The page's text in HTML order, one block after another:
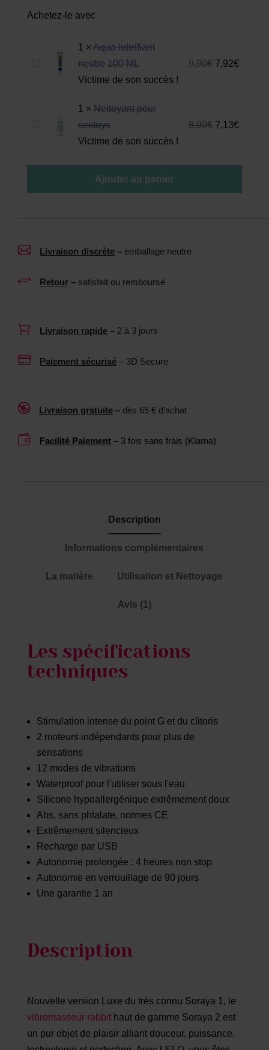
Achetez-le avec
i
u
r
0
M
1 × Aqua lubrifiant
neutre 100 ML
Victime de son succès !
9,90€ 7,92€
t
1 × Nettoyant pour
sextoys
Victime de son succès !
8,90€ 7,13€
Ajouter au panier
 Livraison discrète – emballage neutre
+ Retour – satisfait ou remboursé
 Livraison rapide – 2 à 3 jours
 Paiement sécurisé – 3D Secure
 Livraison gratuite – dès 65 € d’achat
 Facilité Paiement – 3 fois sans frais (Klarna)
Description
Informations complémentaires
La matière Utilisation et Nettoyage
Avis (1)
Les spécifications
techniques
Stimulation intense du point G et du clitoris
2 moteurs indépendants pour plus de
sensations
12 modes de vibrations
Waterproof pour l'utiliser sous l'eau
Silicone hypoallergénique extrêmement doux
Abs, sans phtalate, normes CE
Extrêmement silencieux
Recharge par USB
Autonomie prolongée : 4 heures non stop
Autonomie en verrouillage de 90 jours
Une garantie 1 an
Description
Nouvelle version Luxe du très connu Soraya 1, le
vibromasseur rabbithaut de gamme Soraya 2 est
un pur objet de plaisir alliant douceur, puissance,